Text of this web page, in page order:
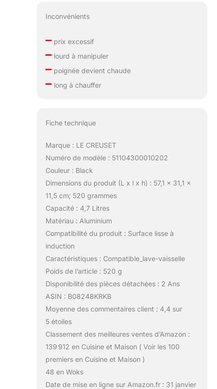
Inconvénients
–prix excessif
–lourd à manipuler
–poignée devient chaude
–long à chauffer
Fiche technique
Marque : LE CREUSET
Numéro de modèle : 51104300010202
Couleur : Black
Dimensions du produit (L x l x h) : 57,1 x 31,1 x
11,5 cm; 520 grammes
Capacité : 4,7 Litres
Matériau : Aluminium
Compatibilité du produit : Surface lisse à
induction
Caractéristiques : Compatible_lave-vaisselle
Poids de l’article : 520 g
Disponibilité des pièces détachées : 2 Ans
ASIN : B08248KRKB
Moyenne des commentaires client : 4,4 sur
5 étoiles
Classement des meilleures ventes d’Amazon :
139 912 en Cuisine et Maison ( Voir les 100
premiers en Cuisine et Maison )
48 en Woks
Date de mise en ligne sur Amazon.fr : 31 janvier